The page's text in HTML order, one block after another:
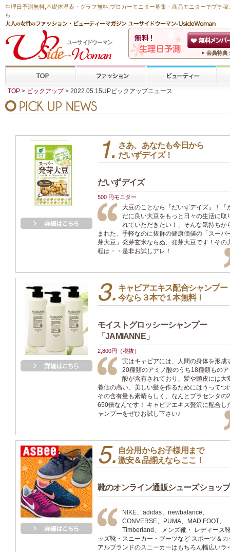
生理日予測無料 基礎体温表・グラフ無料 ,ブロガーモニター募集・商品モニターでプチ稼
ら
TOP > ピックアップ> 2022.05.15UPピックアップニュース
さあ、あなたも今日から
だいずデイズ！
だいずデイズ
500 円モニター
大豆のことなら『だいずデイズ』！「
だに良い大豆をもっと日々の生活に取
れていただきたい！」そんな気持ちか
まれた、手軽なのに抜群の健康価値の「スーパ
芽大豆」発芽玄米ならぬ、発芽大豆です！その
程は・・是非お試しアレ！
キャビアエキス配合シャンプー
今なら３本で１本無料！
モイストグロッシーシャンプー
「JAMIANNE」
2,800円（税抜）
実はキャビアには、人間の身体を形成
20種類のアミノ酸のうち18種類もの
酸が含有されており、髪や頭皮には大
養価の高い、美しい髪を作るためにはうってつ
その含有量も素晴らしく、なんとプラセンタの
650倍なんです！ キャビアエキス贅沢に配合し
ャンプーをぜひお試し下さい♪
自分用からお子様用まで
激安＆品揃えならここ！
靴のオンライン通販シューズショップ
NIKE、adidas、newbalance、
CONVERSE、PUMA、MAD FOOT、
Timberland、 メンズ靴・ レディース
ッズ靴・スニーカー・ブーツなど スポーツ＆カ
アルブランドのスニーカーはもちろん幅広いラ